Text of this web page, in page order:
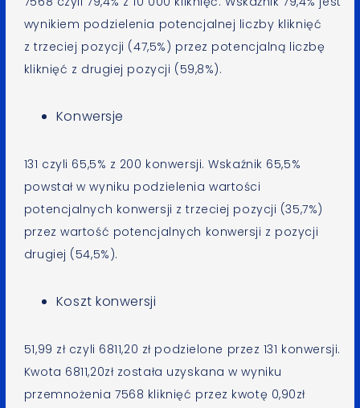
wynikiem podzielenia potencjalnej liczby kliknięć
z trzeciej pozycji (47,5%) przez potencjalną liczbę
kliknięć z drugiej pozycji (59,8%).
Konwersje
131 czyli 65,5% z 200 konwersji. Wskaźnik 65,5%
powstał w wyniku podzielenia wartości
potencjalnych konwersji z trzeciej pozycji (35,7%)
przez wartość potencjalnych konwersji z pozycji
drugiej (54,5%).
Koszt konwersji
51,99 zł czyli 6811,20 zł podzielone przez 131 konwersji.
Kwota 6811,20zł została uzyskana w wyniku
przemnożenia 7568 kliknięć przez kwotę 0,90zł